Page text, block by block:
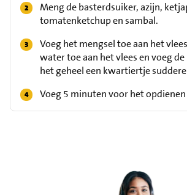
Meng de basterdsuiker, azijn,
tomatenketchup en sambal.
Voeg het mengsel toe aan het
water toe aan het vlees en voeg
het geheel een kwartiertje
Voeg 5 minuten voor het